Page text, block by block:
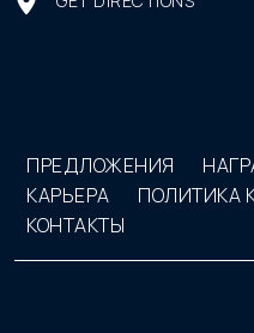
ПРЕДЛОЖЕНИЯ
КАРЬЕРА
ПОЛИТИКА
КОНТАКТЫ